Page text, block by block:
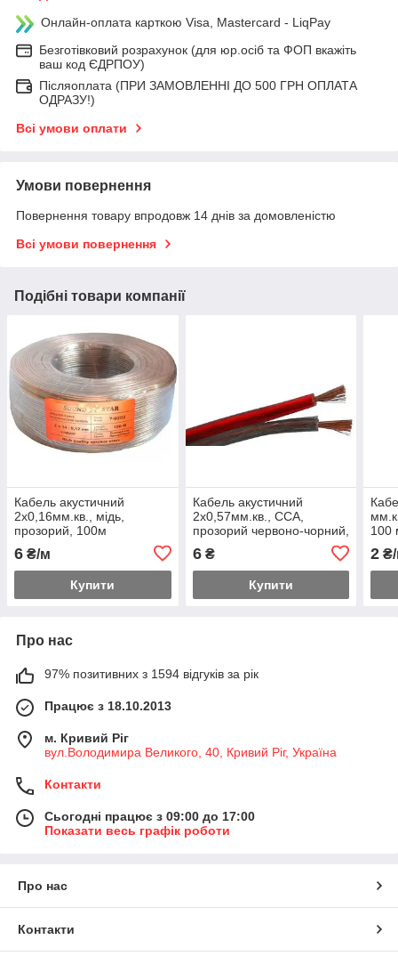
Онлайн-оплата карткою Visa, Mastercard - LiqPay
Безготівковий розрахунок (для юр.осіб та ФОП вкажіть
ваш код ЄДРПОУ)
Післяоплата (ПРИ ЗАМОВЛЕННІ ДО 500 ГРН ОПЛАТА
ОДРАЗУ!)
Всі умови оплати
Умови повернення
Повернення товару впродовж 14 днів за домовленістю
Всі умови повернення
Подібні товари компанії
Кабель акустичний
2х0,16мм.кв., мідь,
прозорий, 100м
6 ₴/м
Купити
Кабель акустичний
2х0,57мм.кв., CCA,
прозорий червоно-чорний,
6₴
Купити
100
2
Про нас
97% позитивних з 1594 відгуків за рік
Працює з 18.10.2013
м. Кривий Ріг
вул.Володимира Великого, 40, Кривий Ріг, Україна
Контакти
Сьогодні працює з 09:00 до 17:00
Показати весь графік роботи
Про нас
Контакти